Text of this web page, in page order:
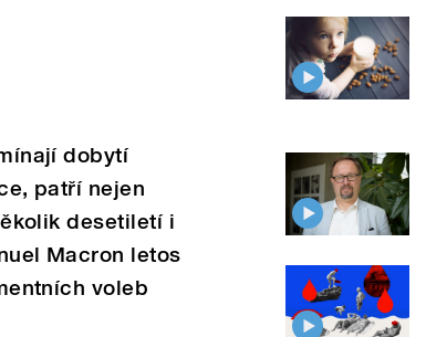
dobytí
patří nejen
desetiletí i
Macron letos
voleb